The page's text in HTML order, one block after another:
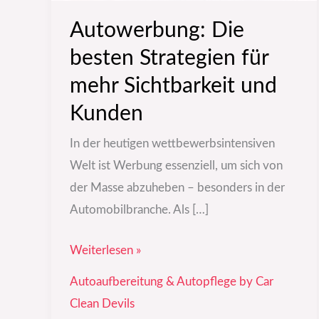
Autowerbung: Die
besten Strategien für
mehr Sichtbarkeit und
Kunden
In der heutigen wettbewerbsintensiven
Welt ist Werbung essenziell, um sich von
der Masse abzuheben – besonders in der
Automobilbranche. Als […]
Weiterlesen »
Autoaufbereitung & Autopflege by Car
Clean Devils